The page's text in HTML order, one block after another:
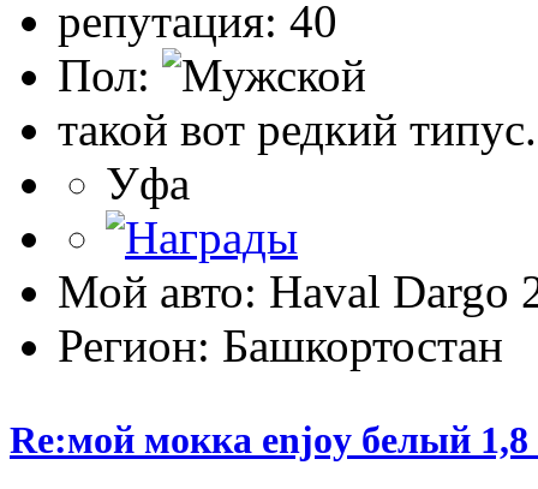
репутация: 40
Пол:
такой вот редкий
Уфа
Мой авто: Haval Dargo
Регион: Башкортостан
Re:мой мокка enjoy белый